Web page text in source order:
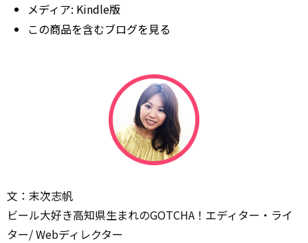
メディア: Kindle版
この商品を含むブログを見る
文：末次志帆
ビール大好き高知県生まれのGOTCHA！エディター・ライ
ター/ Webディレクター